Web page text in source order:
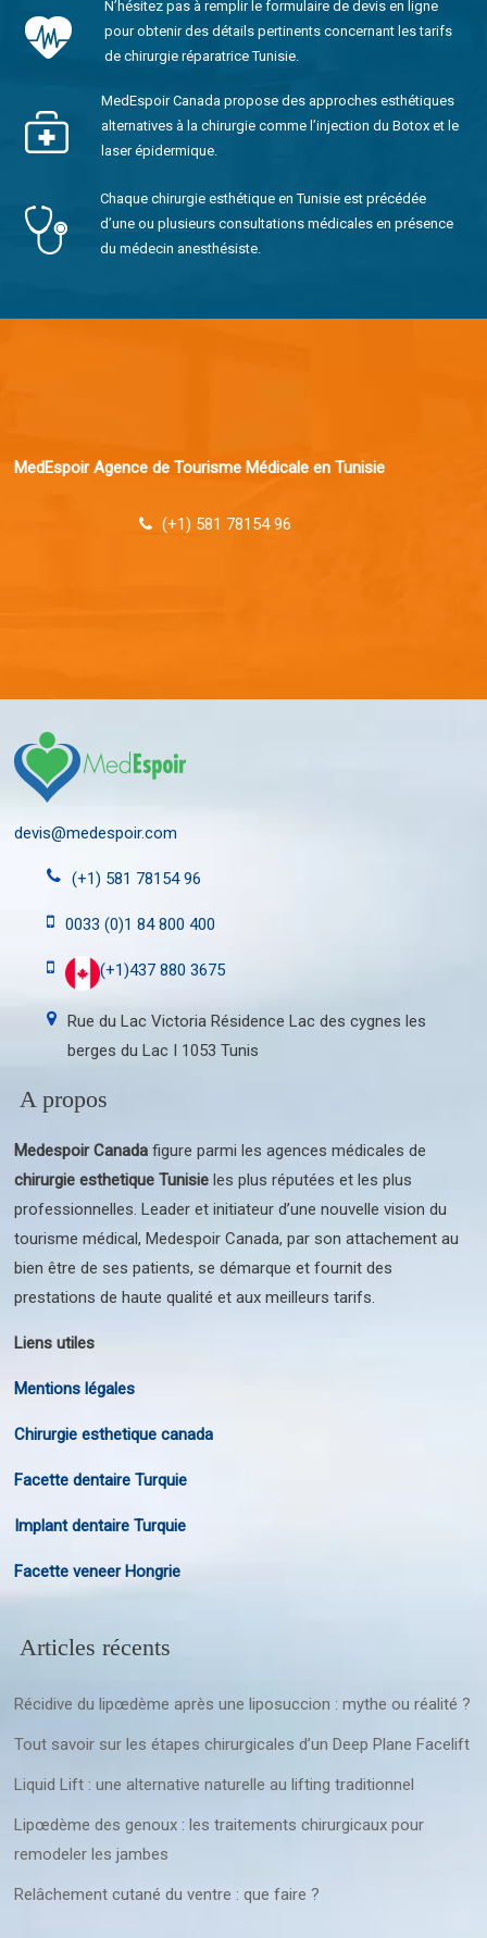
N’hésitez pas à remplir le formulaire de devis en ligne
pour obtenir des détails pertinents concernant les tarifs
de chirurgie réparatrice Tunisie.
MedEspoir Canada propose des approches esthétiques
alternatives à la chirurgie comme l’injection du Botox et le
laser épidermique.
Chaque chirurgie esthétique en Tunisie est précédée
d’une ou plusieurs consultations médicales en présence
du médecin anesthésiste.
MedEspoir Agence de Tourisme Médicale en Tunisie
(+1) 581 78154 96
devis@medespoir.com
(+1) 581 78154 96
0033 (0)1 84 800 400
(+1)437 880 3675
Rue du Lac Victoria Résidence Lac des cygnes les
berges du Lac I 1053 Tunis
A propos
Medespoir Canada figure parmi les agences médicales de
chirurgie esthetique Tunisie les plus réputées et les plus
professionnelles. Leader et initiateur d’une nouvelle vision du
tourisme médical, Medespoir Canada, par son attachement au
bien être de ses patients, se démarque et fournit des
prestations de haute qualité et aux meilleurs tarifs.
Liens utiles
Mentions légales
Chirurgie esthetique canada
Facette dentaire Turquie
Implant dentaire Turquie
Facette veneer Hongrie
Articles récents
Récidive du lipœdème après une liposuccion : mythe ou réalité ?
Tout savoir sur les étapes chirurgicales d’un Deep Plane Facelift
Liquid Lift : une alternative naturelle au lifting traditionnel
Lipœdème des genoux : les traitements chirurgicaux pour
remodeler les jambes
Relâchement cutané du ventre : que faire ?